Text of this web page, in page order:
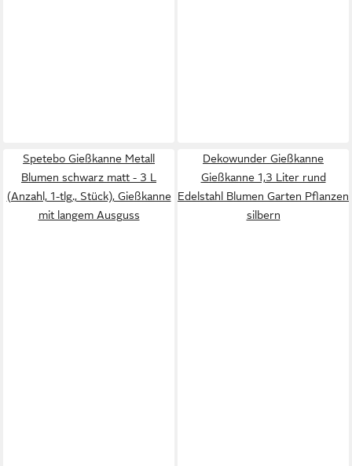
Spetebo Gießkanne Metall
Blumen schwarz matt - 3 L
(Anzahl, 1-tlg., Stück), Gießkanne
mit langem Ausguss
Dekowunder Gießkanne
Gießkanne 1,3 Liter rund
Edelstahl Blumen Garten Pflanzen
silbern